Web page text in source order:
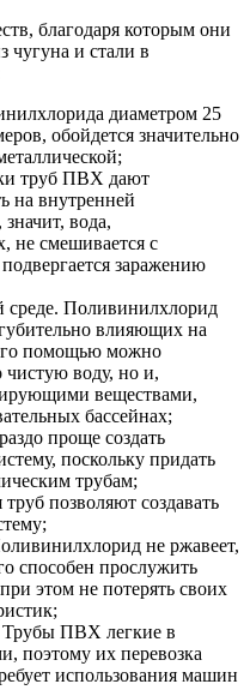
благодаря которым они
чугуна и стали в
диаметром 25
обойдется значительно
труб ПВХ дают
на внутренней
вода,
не смешивается с
заражению
среде. Поливинилхлорид
влияющих на
помощью можно
чистую воду, но и,
веществами,
бассейнах;
проще создать
поскольку придать
трубам;
позволяют создавать
не ржавеет,
способен прослужить
этом не потерять своих
Трубы ПВХ легкие в
поэтому их перевозка
использования машин